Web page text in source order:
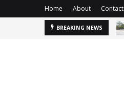
Home About Contact
BREAKING NEWS